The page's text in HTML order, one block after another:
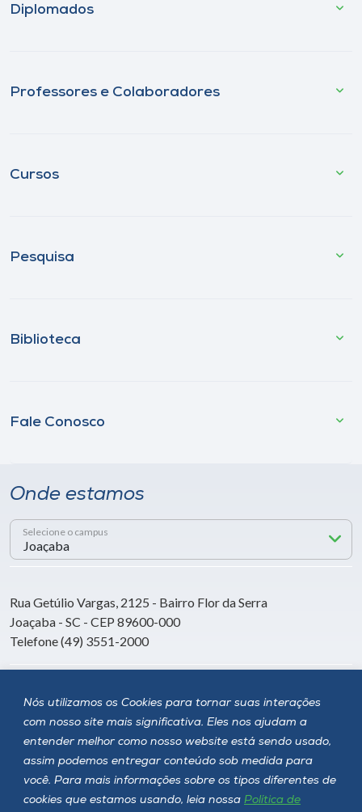
Nós utilizamos os Cookies para tornar suas interações
com nosso site mais significativa. Eles nos ajudam a
entender melhor como nosso website está sendo usado,
assim podemos entregar conteúdo sob medida para
você. Para mais informações sobre os tipos diferentes de
cookies que estamos usando, leia nossa Política de
Diplomados
Professores e Colaboradores
Cursos
Pesquisa
Biblioteca
Fale Conosco
Onde estamos
Selecione o campus
Rua Getúlio Vargas, 2125 - Bairro Flor da Serra
Joaçaba - SC - CEP 89600-000
Telefone (49) 3551-2000
Siga a Unoesc